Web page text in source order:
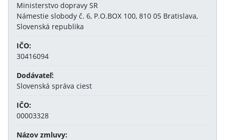
Ministerstvo dopravy SR
Námestie slobody č. 6, P.O.BOX 100, 810 05 Bratislava,
Slovenská republika
IČO:
30416094
Dodávateľ:
Slovenská správa ciest
IČO:
00003328
Názov zmluvy: